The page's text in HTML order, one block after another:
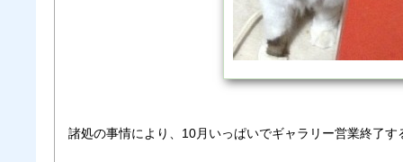
諸処の事情により、10月いっぱいでギャラリー営業終了す